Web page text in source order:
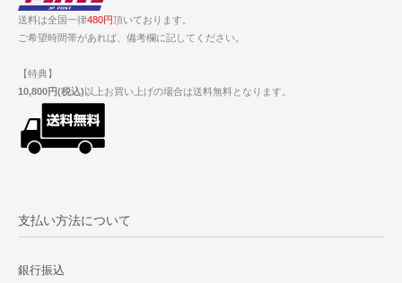
送料は全国一律480円頂いております。
ご希望時間帯があれば、備考欄に記してください。
【特典】
10,800円(税込) 以上お買い上げの場合は送料無料となります。
支払い方法について
銀行振込